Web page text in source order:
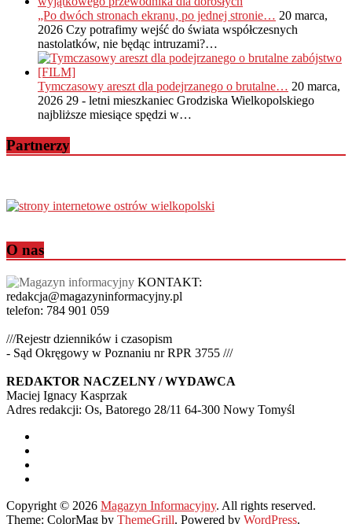
„Po dwóch stronach ekranu, po jednej stronie… 20 marca,
2026 Czy potrafimy wejść do świata współczesnych
nastolatków, nie będąc intruzami?…
Tymczasowy areszt dla podejrzanego o brutalne… 20 marca,
2026 29 - letni mieszkaniec Grodziska Wielkopolskiego
najbliższe miesiące spędzi w…
Partnerzy
O nas
KONTAKT:
redakcja@magazyninformacyjny.pl
telefon: 784 901 059
///Rejestr dzienników i czasopism
- Sąd Okręgowy w Poznaniu nr RPR 3755 ///
REDAKTOR NACZELNY / WYDAWCA
Maciej Ignacy Kasprzak
Adres redakcji: Os, Batorego 28/11 64-300 Nowy Tomyśl
Copyright © 2026 Magazyn Informacyjny. All rights reserved.
Theme: ColorMag by ThemeGrill. Powered by WordPress.